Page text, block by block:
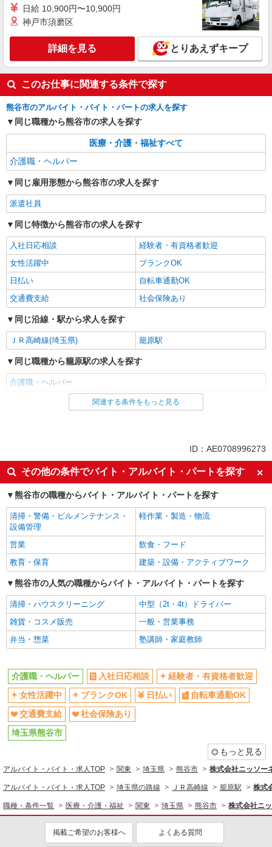
キープ 詳細を見る
パート
訪問介護事業所 ソラスト熊谷/1180000019-010
ホームヘルパー（訪問介護員）（身体専任）
時給2,165円〜2,620円（経験・能力等による）
＜給与補足＞7:00〜8:00、18:00〜20:00は時給
UP（2,490円）/日曜日はさらに時給UP（2,620
円）
埼玉県熊谷市中央4-1-1
詳細を見る
日給 10,900円〜10,900円
神戸市須磨区
詳細を見る とりあえずキープ
このお仕事に関連する条件で探す
熊谷市のアルバイト・バイト・パートの求人を探す
同じ職種から熊谷市の求人を探す
医療・介護・福祉すべて
介護職・ヘルパー
同じ雇用形態から熊谷市の求人を探す
派遣社員
同じ特徴から熊谷市の求人を探す
入社日応相談
経験者・有資格者歓迎
女性活躍中
ブランクOK
日払い
自転車通勤OK
交通費支給
社会保険あり
同じ沿線・駅から求人を探す
ＪＲ高崎線(埼玉県) 籠原駅
同じ職種から籠原駅の求人を探す
介護職・ヘルパー
同じ雇用形態から籠原駅の求人を探す
入社日応相談
経験者・有資格者歓迎
女性活躍中
ブランクOK
日払い
自転車通勤OK
交通費支給
社会保険あり
同じ職種から求人を探す
医療・介護・福祉
介護職・ヘルパー
同じ特徴から求人を探す
日払い
交通費支給
社会保険あり
関連する条件をもっと見る
ID：AE0708996273
その他の条件でバイト・アルバイト・パートを探す
熊谷市の職種からバイト・アルバイト・パートを探す
清掃・警備・ビルメンテナンス・
設備管理
軽作業・製造・物流
営業
飲食・フード
教育・保育
建築・設備・アクティブワーク
熊谷市の人気の職種からバイト・アルバイト・パートを探す
清掃・ハウスクリーニング
中型（2t・4t）ドライバー
雑貨・コスメ販売
一般・営業事務
弁当・惣菜
塾講師・家庭教師
介護職・ヘルパー 入社日応相談
経験者・有資格者歓迎
女性活躍中
ブランクOK 日払い
自転車通勤OK
交通費支給
社会保険あり
埼玉県熊谷市
もっと見る
アルバイト・バイト・求人TOP 関東 埼玉県 熊谷市 株式会社ニッソー
アルバイト・バイト・求人TOP 埼玉県の路線 ＪＲ高崎線 籠原駅 株式
職種・条件一覧 医療・介護・福祉 関東 埼玉県 熊谷市 株式会社ニ
掲載ご希望のお客様へ よくある質問